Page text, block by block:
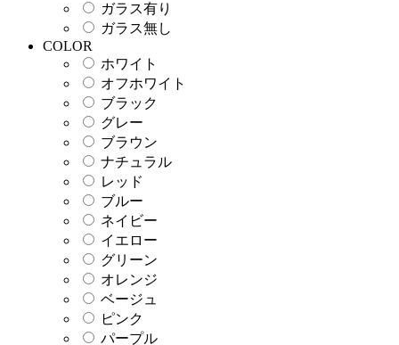
ガラス有り
ガラス無し
COLOR
ホワイト
オフホワイト
ブラック
グレー
ブラウン
ナチュラル
レッド
ブルー
ネイビー
イエロー
グリーン
オレンジ
ベージュ
ピンク
パープル